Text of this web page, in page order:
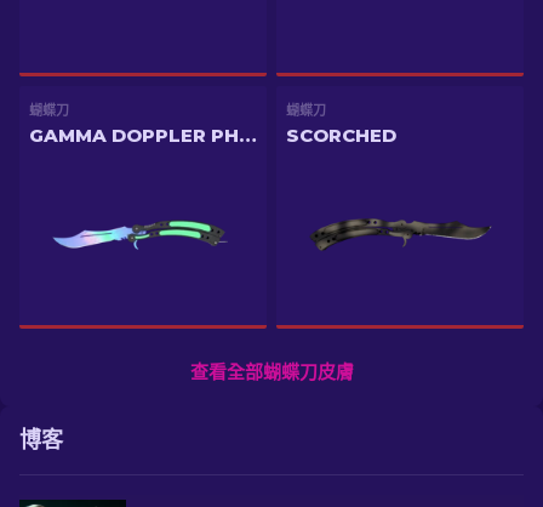
蝴蝶刀
GAMMA DOPPLER PHASE 1
蝴蝶刀
SCORCHED
查看全部蝴蝶刀皮膚
博客